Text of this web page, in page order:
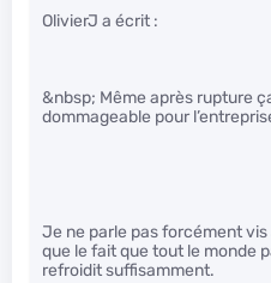
OlivierJ a écrit :
&nbsp; Même après rupture
dommageable pour
Je ne parle pas forcément
que le fait que tout le monde
refroidit suffisamment.